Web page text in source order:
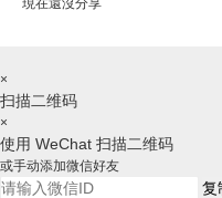
現在還沒分享
×
扫描二维码
×
使用 WeChat 扫描二维码
或手动添加微信好友
复